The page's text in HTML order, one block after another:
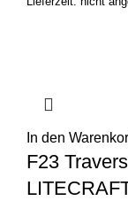
In den
F23